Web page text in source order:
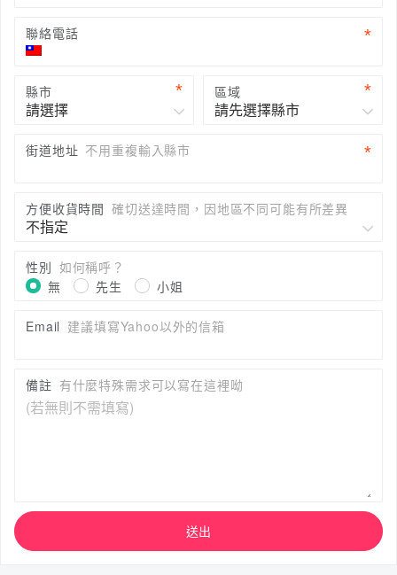
聯絡電話
縣市 區域
街道地址 不用重複輸入縣市
方便收貨時間 確切送達時間，因地區不同可能有所差異
性別 如何稱呼？
無
先生 小姐
Email 建議填寫Yahoo以外的信箱
備註 有什麼特殊需求可以寫在這裡呦
送出